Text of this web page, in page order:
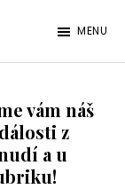
MENU
vám náš
z
a u